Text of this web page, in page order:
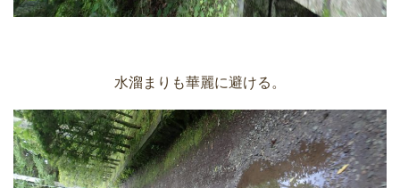
水溜まりも華麗に避ける。